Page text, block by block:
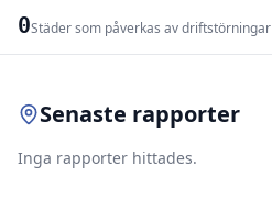
0Städer som påverkas av driftstörningar
Senaste rapporter
Inga rapporter hittades.